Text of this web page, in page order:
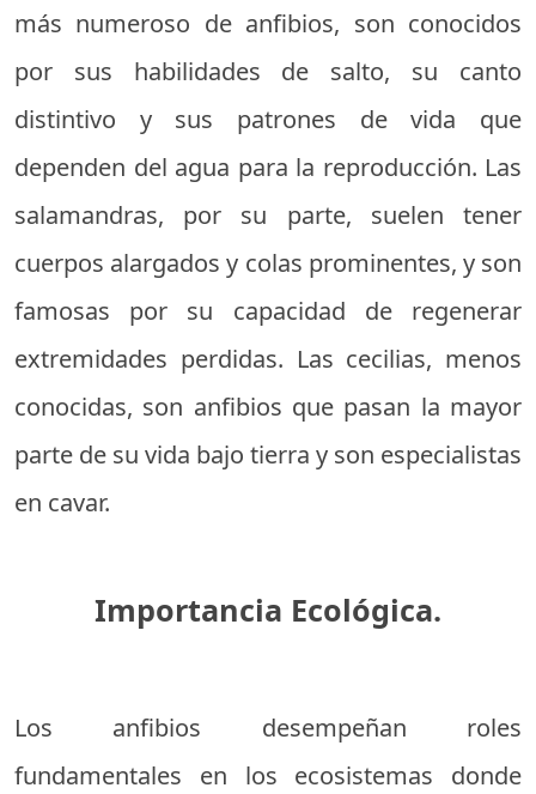
más numeroso de anfibios, son conocidos
por sus habilidades de salto, su canto
distintivo y sus patrones de vida que
dependen del agua para la reproducción. Las
salamandras, por su parte, suelen tener
cuerpos alargados y colas prominentes, y son
famosas por su capacidad de regenerar
extremidades perdidas. Las cecilias, menos
conocidas, son anfibios que pasan la mayor
parte de su vida bajo tierra y son especialistas
en cavar.
Importancia Ecológica.
Los anfibios desempeñan roles
fundamentales en los ecosistemas donde